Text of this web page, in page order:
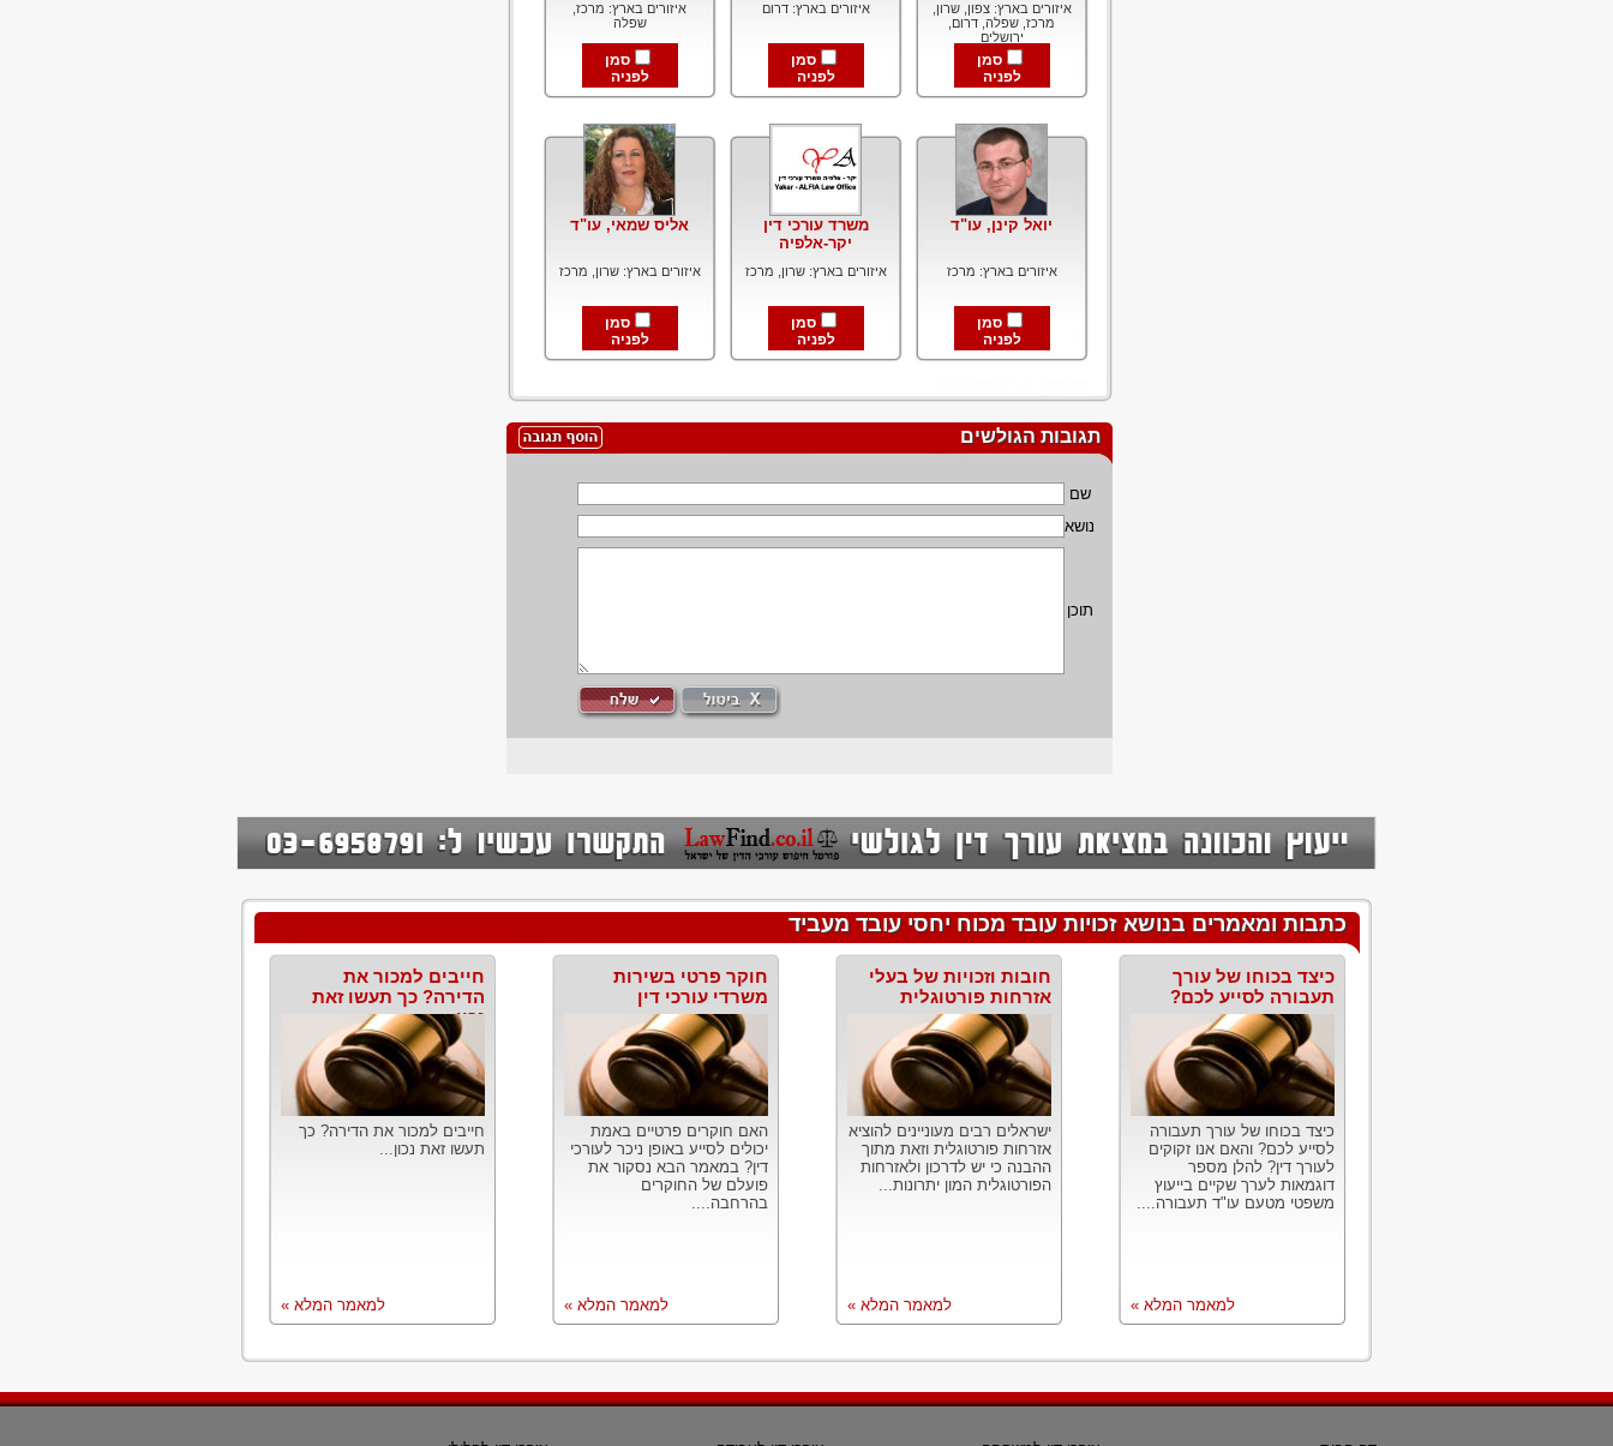
איזורים בארץ: צפון, שרון,
מרכז, שפלה, דרום,
ירושלים
סמן
לפניה
איזורים בארץ: דרום
סמן
לפניה
איזורים בארץ: מרכז,
שפלה
סמן
לפניה
יואל קינן, עו"ד
איזורים בארץ: מרכז
סמן
לפניה
משרד עורכי דין
יקר-אלפיה
איזורים בארץ: שרון, מרכז
סמן
לפניה
אליס שמאי, עו"ד
איזורים בארץ: שרון, מרכז
סמן
לפניה
תגובות הגולשים
שם
נושא
תוכן
כתבות ומאמרים בנושא זכויות עובד מכוח יחסי עובד מעביד
כיצד בכוחו של עורך
תעבורה לסייע לכם?
כיצד בכוחו של עורך תעבורה
לסייע לכם? והאם אנו זקוקים
לעורך דין? להלן מספר
דוגמאות לערך שקיים בייעוץ
משפטי מטעם עו"ד תעבורה....
למאמר המלא »
חובות וזכויות של בעלי
אזרחות פורטוגלית
ישראלים רבים מעוניינים להוציא
אזרחות פורטוגלית וזאת מתוך
ההבנה כי יש לדרכון ולאזרחות
הפורטוגלית המון יתרונות...
למאמר המלא »
חוקר פרטי בשירות
משרדי עורכי דין
האם חוקרים פרטיים באמת
יכולים לסייע באופן ניכר לעורכי
דין? במאמר הבא נסקור את
פועלם של החוקרים
בהרחבה....
למאמר המלא »
חייבים למכור את
הדירה? כך תעשו זאת
נכון
חייבים למכור את הדירה? כך
תעשו זאת נכון...
למאמר המלא »